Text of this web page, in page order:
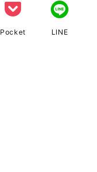
Pocket LINE